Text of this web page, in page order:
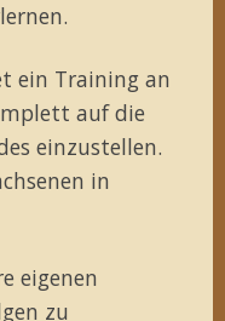
ein Training an
auf die
einzustellen.
in
eigenen
zu